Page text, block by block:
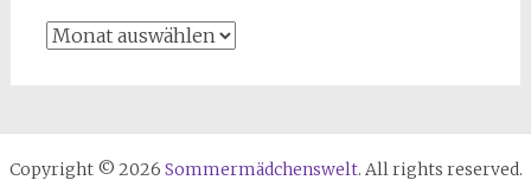
Nachlesen
Copyright © 2026 Sommermädchenswelt. All rights reserved.